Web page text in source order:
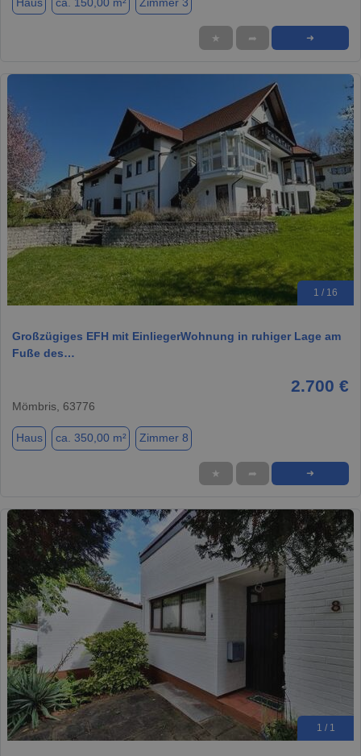
★ ➦ ➜
1 / 16
Großzügiges EFH mit EinliegerWohnung in ruhiger Lage am
Fuße des…
2.700 €
Mömbris, 63776
Haus ca. 350,00 m² Zimmer 8
★ ➦ ➜
1 / 1